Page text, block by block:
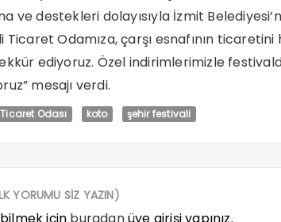
ve destekleri dolayısıyla İzmit
Ticaret Odamıza, çarşı esnafının
ediyoruz. Özel indirimlerimizle
mesajı verdi.
Odası koto şehir festivali
YORUMU SİZ YAZIN)